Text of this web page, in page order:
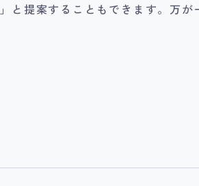
と提案することもできます。万